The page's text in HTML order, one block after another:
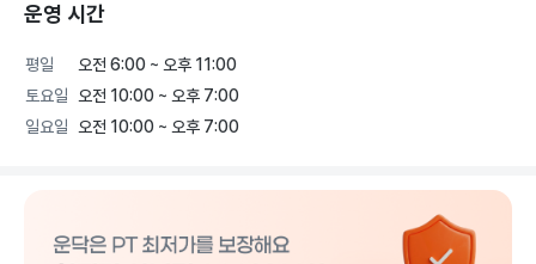
운영 시간
평일
오전 6:00 ~ 오후 11:00
토요일
오전 10:00 ~ 오후 7:00
일요일
오전 10:00 ~ 오후 7:00